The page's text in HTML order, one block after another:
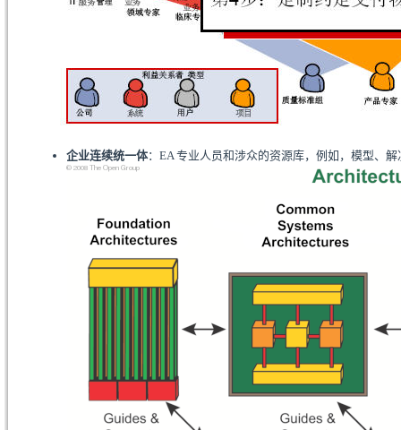
企业连续统一体：EA 专业人员和涉众的资源库，例如，模型、